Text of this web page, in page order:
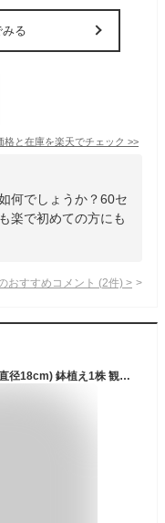
みる
格と在庫を楽天でチェック >>
何でしょうか？60セ
楽で初めての方にも
おすすめコメント (2件) >
アマゾンオリーブ (ムラサキフトモモ) 6号 (直径18cm) 鉢植え1株 観葉植物 インテリア 常緑高木 家庭樹 シンボルツリー